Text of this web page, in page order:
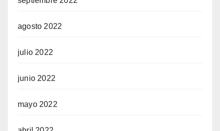
agosto 2022
julio 2022
junio 2022
mayo 2022